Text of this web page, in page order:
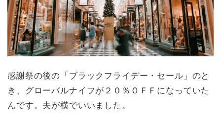
感謝祭の後の「ブラックフライデー・セール」のと
き、グローバルナイフが２０％ＯＦＦになっていた
んです。夫が横でいいました。